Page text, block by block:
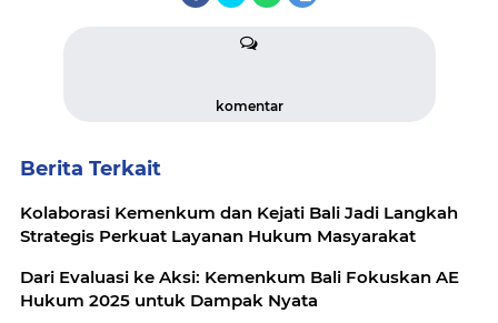
komentar
Berita Terkait
Kolaborasi Kemenkum dan Kejati Bali Jadi Langkah
Strategis Perkuat Layanan Hukum Masyarakat
Dari Evaluasi ke Aksi: Kemenkum Bali Fokuskan AE
Hukum 2025 untuk Dampak Nyata